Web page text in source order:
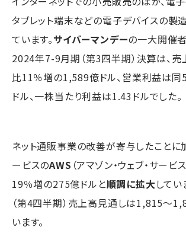
タブレット端末などの電子デバイスの製
ています。サイバーマンデーの一大開催者
2024年7-9月期（第3四半期）決算は、
比11％増の1,589億ドル、営業利益は
ドル、一株当たり利益は1.43ドルでした。
ネット通販事業の改善が寄与したことに
ービスのAWS （アマゾン・ウェブ・サー
19％増の275億ドルと順調に拡大して
（第4四半期）売上高見通しは1,815～
います。